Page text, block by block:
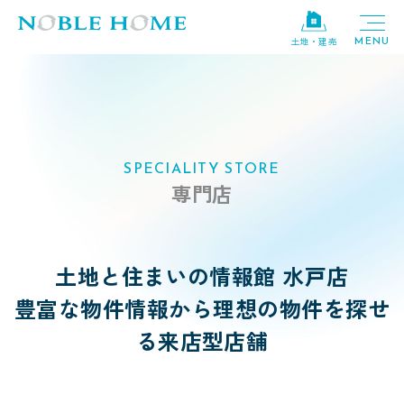
土地・建売
SPECIALITY STORE
専門店
土地と住まいの情報館 水戸店
豊富な物件情報から理想の物件を探せ
る来店型店舗